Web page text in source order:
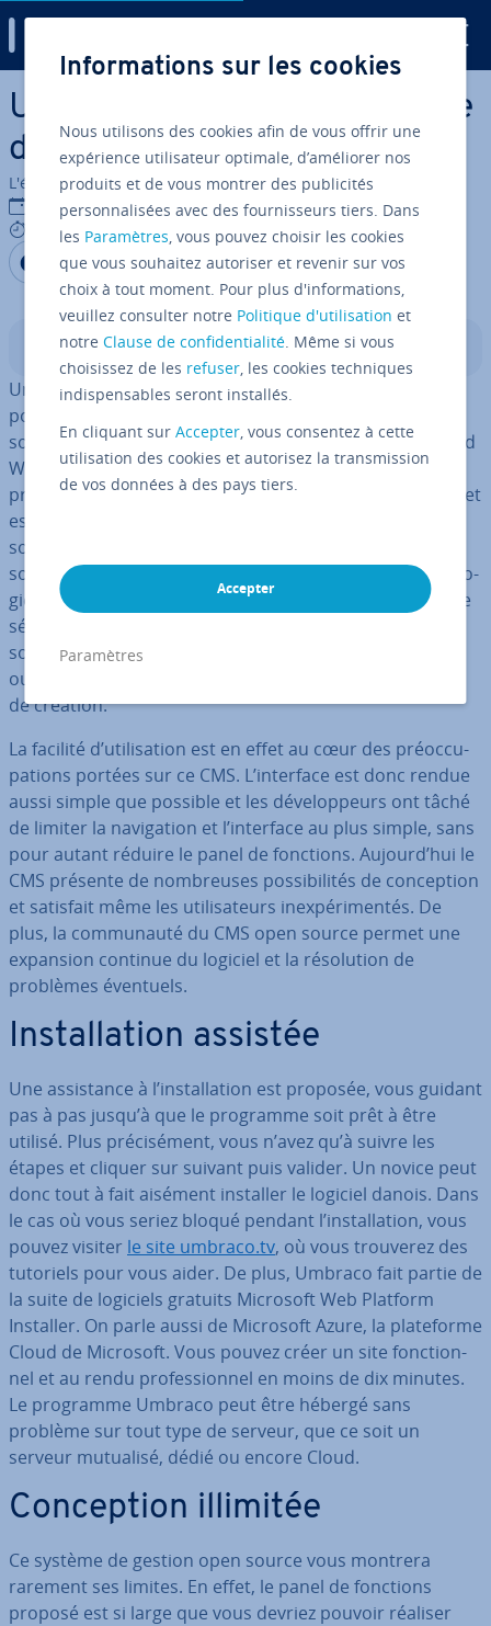
Aller au contenu principal
Umbraco : aperçu du système
de gestion de contenu
L'équipe édi­to­riale IONOS
09/11/2020
7 mins
Partager sur Facebook
Partager sur Twitter
Partager sur LinkedIn
Sommaire
Umbraco est un système de gestion de contenu (CMS
pour Content Ma­na­ge­ment System en anglais) open
source servant à la pu­bli­ca­tion de contenus sur le World
Wide Web et Intranet. Il a été écrit dans le langage de
pro­gram­ma­tion C# par le Danois Niels Hartvig en 2000 et
est dis­po­nible en té­lé­char­ge­ment depuis 2004. Il est
souvent considéré comme le leader des CMS open
source basés sur le Framework Microsoft .NET, tech­no­lo­
gie dernier cri offrant une fiabilité de per­for­mance et de
sécurité. Son créateur ne voulait pas en faire une
solution prête à utiliser im­mé­dia­te­ment comme Drupal
ou Joomla !, de manière à ne pas limiter les pos­si­bi­li­tés
de création.
La facilité d’uti­li­sa­tion est en effet au cœur des préoc­cu­
pa­tions portées sur ce CMS. L’interface est donc rendue
aussi simple que possible et les dé­ve­lop­peurs ont tâché
de limiter la na­vi­ga­tion et l’interface au plus simple, sans
pour autant réduire le panel de fonctions. Aujourd’hui le
CMS présente de nom­breuses pos­si­bi­li­tés de con­cep­tion
et satisfait même les uti­li­sa­teurs inex­pé­ri­men­tés. De
plus, la com­mu­nauté du CMS open source permet une
expansion continue du logiciel et la ré­so­lu­tion de
problèmes éventuels.
Ins­tal­la­tion assistée
Une as­sis­tance à l’ins­tal­la­tion est proposée, vous guidant
pas à pas jusqu’à que le programme soit prêt à être
utilisé. Plus pré­ci­sé­ment, vous n’avez qu’à suivre les
étapes et cliquer sur suivant puis valider. Un novice peut
donc tout à fait aisément installer le logiciel danois. Dans
le cas où vous seriez bloqué pendant l’ins­tal­la­tion, vous
pouvez visiter le site umbraco.tv, où vous trouverez des
tutoriels pour vous aider. De plus, Umbraco fait partie de
la suite de logiciels gratuits Microsoft Web Platform
Installer. On parle aussi de Microsoft Azure, la pla­te­forme
Cloud de Microsoft. Vous pouvez créer un site fonc­tion­
nel et au rendu pro­fes­sion­nel en moins de dix minutes.
Le programme Umbraco peut être hébergé sans
problème sur tout type de serveur, que ce soit un
serveur mutualisé, dédié ou encore Cloud.
Con­cep­tion illimitée
Ce système de gestion open source vous montrera
rarement ses limites. En effet, le panel de fonctions
proposé est si large que vous devriez pouvoir réaliser
Informations sur les cookies
Nous utilisons des cookies afin de vous offrir une
expérience utilisateur optimale, d’améliorer nos
produits et de vous montrer des publicités
personnalisées avec des fournisseurs tiers. Dans
les Paramètres, vous pouvez choisir les cookies
que vous souhaitez autoriser et revenir sur vos
choix à tout moment. Pour plus d'informations,
veuillez consulter notre Politique d'utilisation et
notreClause de confidentialité. Même si vous
choisissez de les refuser, les cookies techniques
indispensables seront installés.
En cliquant surAccepter, vous consentez à cette
utilisation des cookies et autorisez la transmission
de vos données à des pays tiers.
Accepter
Paramètres